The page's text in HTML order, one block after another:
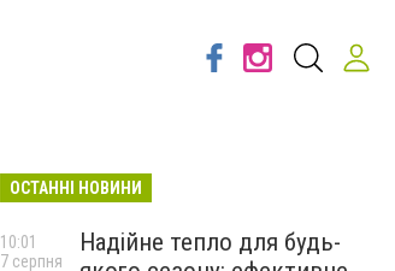
ОСТАННІ НОВИНИ
Надійне тепло для будь-
10:01
7 серпня